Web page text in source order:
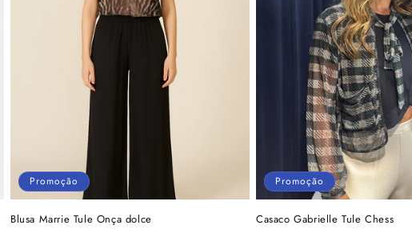
Promoção
Blusa Marrie Tule Onça dolce
Promoção
Casaco Gabrielle Tule Chess